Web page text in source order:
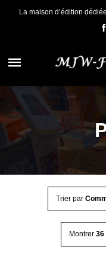
PasserLa maison d’édition
Navigation
à
bascule
ACCUEIL
NOUS CONNAÎTRE
CONTACTTrier par
Montrer 36